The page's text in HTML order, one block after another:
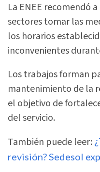
La ENEE recomendó
sectores tomar las
los horarios
inconvenientes
Los trabajos forman
mantenimiento de la
el objetivo de
del servicio.
También puede leer:
revisión? Sedesol